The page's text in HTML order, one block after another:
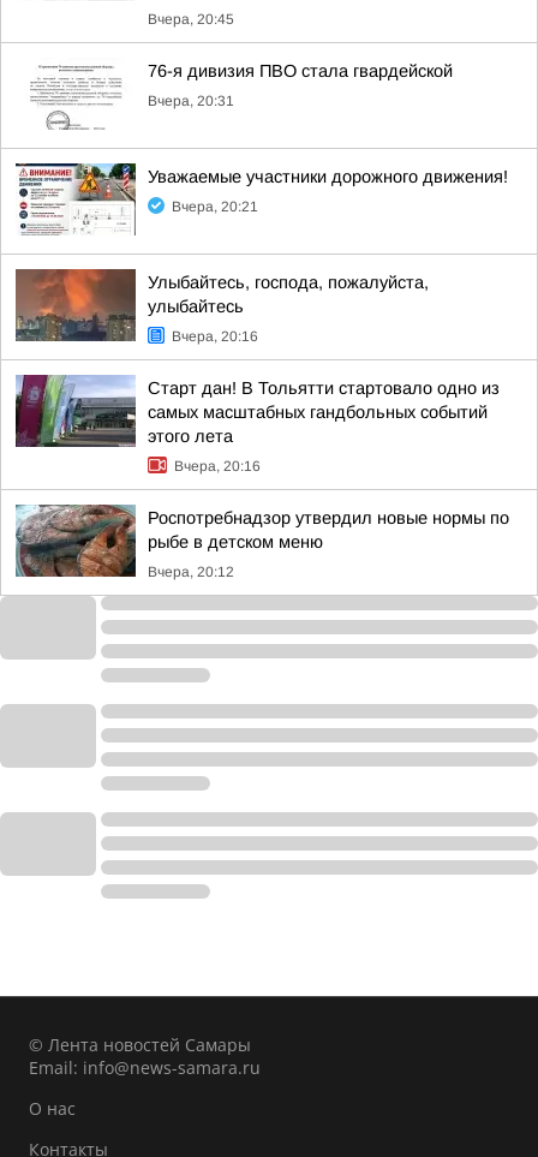
Вчера, 20:45
76-я дивизия ПВО стала гвардейской
Вчера, 20:31
Уважаемые участники дорожного движения!
Вчера, 20:21
Улыбайтесь, господа, пожалуйста,
улыбайтесь
Вчера, 20:16
Старт дан! В Тольятти стартовало одно из
самых масштабных гандбольных событий
этого лета
Вчера, 20:16
Роспотребнадзор утвердил новые нормы по
рыбе в детском меню
Вчера, 20:12
© Лента новостей Самары
Email: info@news-samara.ru
О нас
Контакты